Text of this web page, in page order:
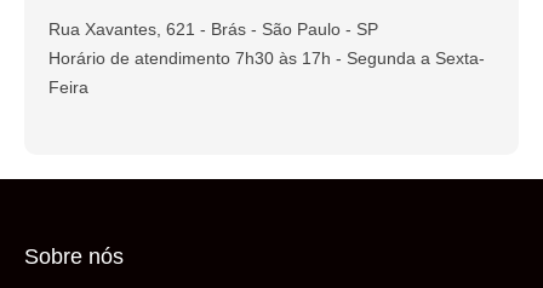
Rua Xavantes, 621 - Brás - São Paulo - SP
Horário de atendimento 7h30 às 17h - Segunda a Sexta-
Feira
Sobre nós